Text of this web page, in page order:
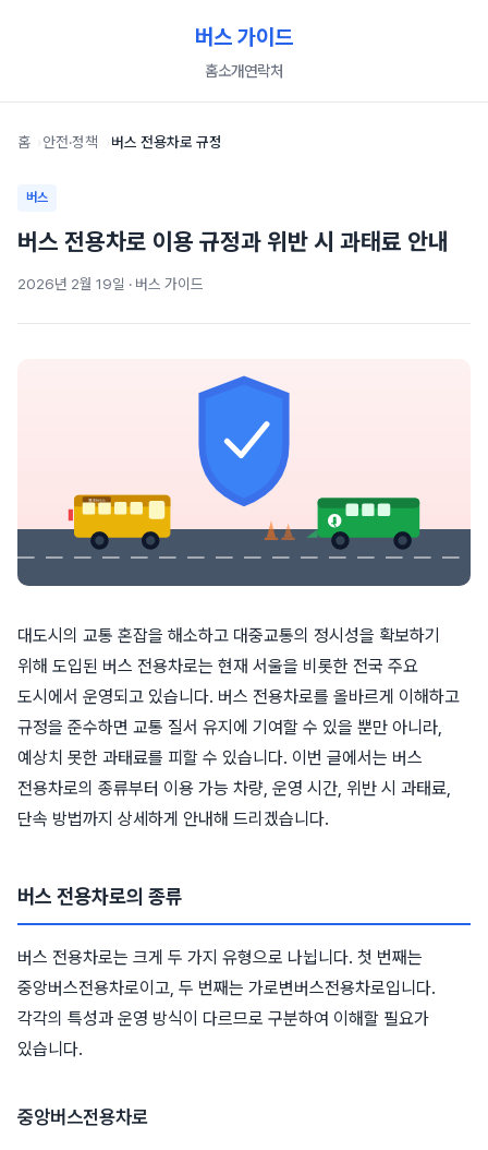
버스 가이드
홈소개연락처
홈 안전·정책 버스 전용차로 규정
버스
버스 전용차로 이용 규정과 위반 시 과태료 안내
2026년 2월 19일 · 버스 가이드
대도시의 교통 혼잡을 해소하고 대중교통의 정시성을 확보하기
위해 도입된 버스 전용차로는 현재 서울을 비롯한 전국 주요
도시에서 운영되고 있습니다. 버스 전용차로를 올바르게 이해하고
규정을 준수하면 교통 질서 유지에 기여할 수 있을 뿐만 아니라,
예상치 못한 과태료를 피할 수 있습니다. 이번 글에서는 버스
전용차로의 종류부터 이용 가능 차량, 운영 시간, 위반 시 과태료,
단속 방법까지 상세하게 안내해 드리겠습니다.
버스 전용차로의 종류
버스 전용차로는 크게 두 가지 유형으로 나뉩니다. 첫 번째는
중앙버스전용차로이고, 두 번째는 가로변버스전용차로입니다.
각각의 특성과 운영 방식이 다르므로 구분하여 이해할 필요가
있습니다.
중앙버스전용차로